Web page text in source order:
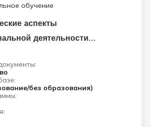
обучение
аспекты
деятельности
без образования)